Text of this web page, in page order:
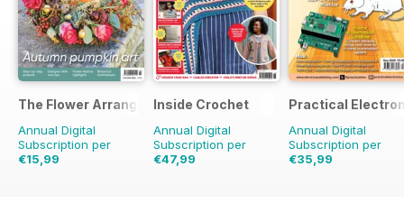
The Flower Arranger
Annual Digital
Subscription per
€15,99
Inside Crochet
Annual Digital
Subscription per
€47,99
Practical
Annual Digital
Subscription per
€35,99